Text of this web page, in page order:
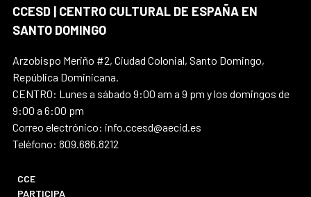
CCESD | CENTRO CULTURAL DE ESPAÑA EN
SANTO DOMINGO
Arzobispo Meriño #2, Ciudad Colonial, Santo Domingo,
República Dominicana.
CENTRO: Lunes a sábado 9:00 am a 9 pm y los domingos de
9:00 a 6:00 pm
Correo electrónico: info.ccesd@aecid.es
Teléfono: 809.686.8212
CCE
PARTICIPA